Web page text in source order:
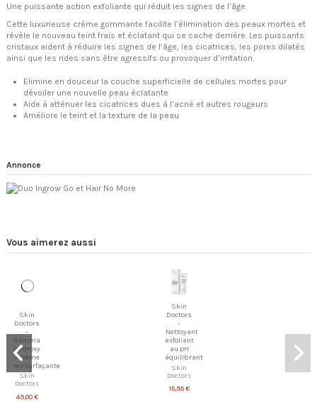
Une puissante action exfoliante qui réduit les signes de l’âge.
Cette luxurieuse crème gommante facilite l’élimination des peaux mortes et
révèle le nouveau teint frais et éclatant qui se cache derrière. Les puissants
cristaux aident à réduire les signes de l’âge, les cicatrices, les pores dilatés
ainsi que les rides sans être agressifs ou provoquer d’irritation.
Elimine en douceur la couche superficielle de cellules mortes pour
dévoiler une nouvelle peau éclatante
Aide à atténuer les cicatrices dues à l’acné et autres rougeurs
Améliore le teint et la texture de la peau
Annonce
Vous aimerez aussi
Skin
Doctors
-
Gamma
Hydroxy
- Crème
ressurfaçante
Skin
Doctors
49,00 €
Skin
Doctors
-
Nettoyant
exfoliant
au pH
équilibrant
Skin
Doctors
15,95 €